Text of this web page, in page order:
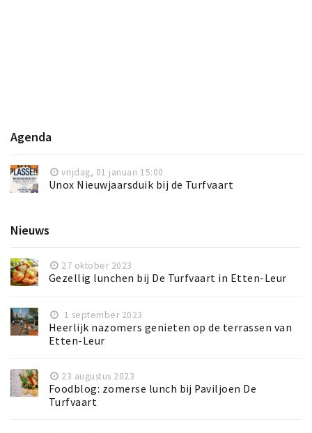
Agenda
vrijdag, 01 januari 15:00
Unox Nieuwjaarsduik bij de Turfvaart
Nieuws
27 oktober 2023
Gezellig lunchen bij De Turfvaart in Etten-Leur
1 september 2023
Heerlijk nazomers genieten op de terrassen van
Etten-Leur
23 augustus 2023
Foodblog: zomerse lunch bij Paviljoen De
Turfvaart